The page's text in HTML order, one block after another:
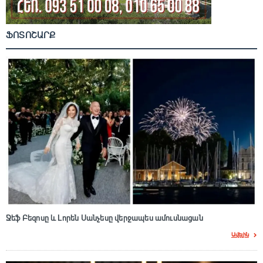
ՖՈՏՈՇԱՐՔ
Ջեֆ Բեզոսը և Լորեն Սանչեսը վերջապես ամուսնացան
Ավելին